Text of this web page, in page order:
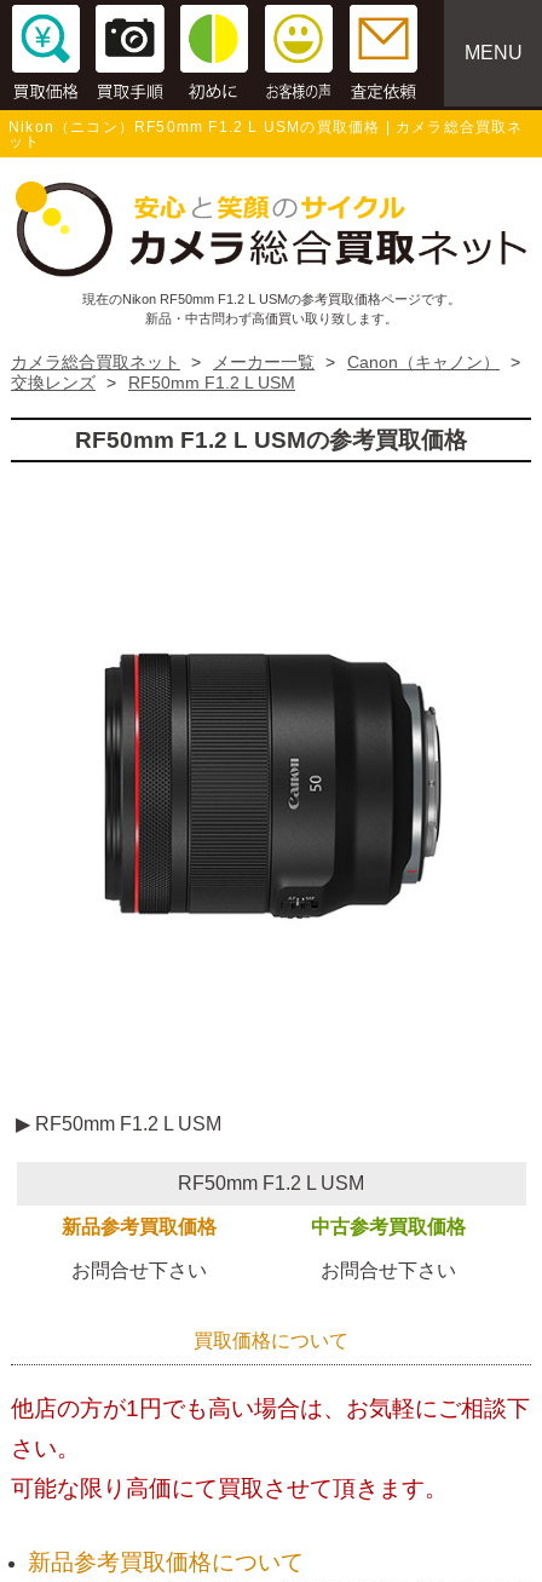
MENU
Nikon（ニコン）RF50mm F1.2 L USMの買取価格 | カメラ総合買取ネ
ット
現在のNikon RF50mm F1.2 L USMの参考買取価格ページです。
新品・中古問わず高価買い取り致します。
カメラ総合買取ネット > メーカー一覧 > Canon（キャノン）
>
交換レンズ > RF50mm F1.2 L USM
RF50mm F1.2 L USMの参考買取価格
▶ RF50mm F1.2 L USM
RF50mm F1.2 L USM
新品参考買取価格 中古参考買取価格
お問合せ下さい お問合せ下さい
買取価格について
他店の方が1円でも高い場合は、お気軽にご相談下
さい。
可能な限り高価にて買取させて頂きます。
新品参考買取価格について